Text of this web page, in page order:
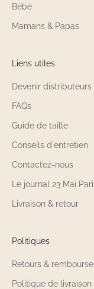
Bébé
Mamans & Papas
Liens utiles
Devenir distributeurs
FAQs
Guide de taille
Conseils d'entretien
Contactez-nous
Le journal 23 Mai
Livraison & retour
Politiques
Retours &
Politique de livraison